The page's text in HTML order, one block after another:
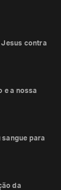
Jesus contra
e a nossa
sangue para
da